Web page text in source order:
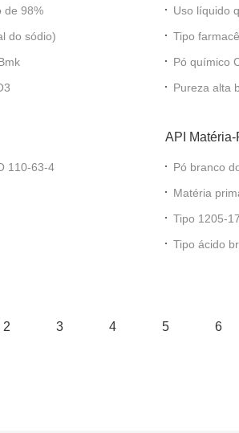
orgânico de 98%
(sal do sódio)
Uso líquido
Tipo
Pó químico
Pureza alta
110-63-4
API Matéria-
Pó branco
Matéria
Tipo 1205-
Tipo ácido
2 3 4 5 6